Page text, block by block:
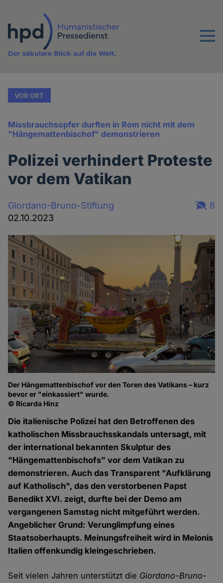
Inhalt
Menu
Der säkulare Blick auf die Welt.
VOR ORT
Missbrauchsopfer durften in Rom nicht mit dem
"Hängemattenbischof" demonstrieren
Polizei verhindert Proteste
vor dem Vatikan
Giordano-Bruno-Stiftung
02.10.2023
8
Der Hängemattenbischof vor den Toren des Vatikans – kurz
bevor er "einkassiert" wurde.
© Ricarda Hinz
Die italienische Polizei hat den Betroffenen des
katholischen Missbrauchsskandals untersagt, mit
der international bekannten Skulptur des
"Hängemattenbischofs" vor dem Vatikan zu
demonstrieren. Auch das Transparent "Aufklärung
auf Katholisch", das den verstorbenen Papst
Benedikt XVI. zeigt, durfte bei der Demo am
vergangenen Samstag nicht mitgeführt werden.
Angeblicher Grund: Verunglimpfung eines
Staatsoberhaupts. Meinungsfreiheit wird in Melonis
Italien offenkundig kleingeschrieben.
Seit vielen Jahren unterstützt die Giordano-Bruno-